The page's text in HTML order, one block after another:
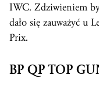
IWC. Zdziwieniem
dało się zauważyć u
Prix.
BP QP TOP